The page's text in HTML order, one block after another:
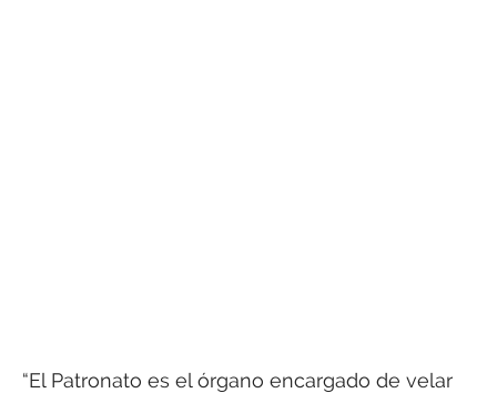
“El Patronato es el órgano encargado de velar